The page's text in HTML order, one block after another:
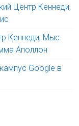
Центр Кеннеди,
Кеннеди, Мыс
Аполлон
Google в